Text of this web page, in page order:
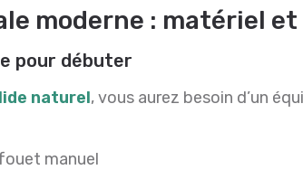
moderne : matériel
pour débuter
naturel, vous aurez besoin d’un
manuel